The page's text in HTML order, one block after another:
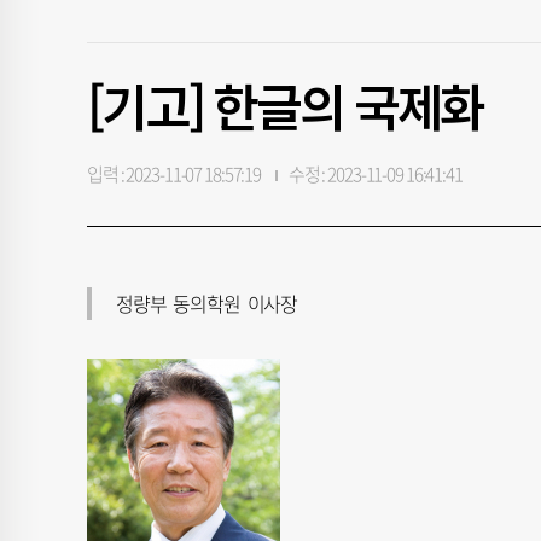
[기고] 한글의 국제화
입력 : 2023-11-07 18:57:19 수정 : 2023-11-09 16:41:41
정량부 동의학원 이사장